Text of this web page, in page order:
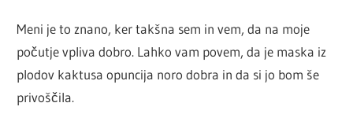
Meni je to znano, ker takšna sem in vem, da na moje
počutje vpliva dobro. Lahko vam povem, da je maska iz
plodov kaktusa opuncija noro dobra in da si jo bom še
privoščila.